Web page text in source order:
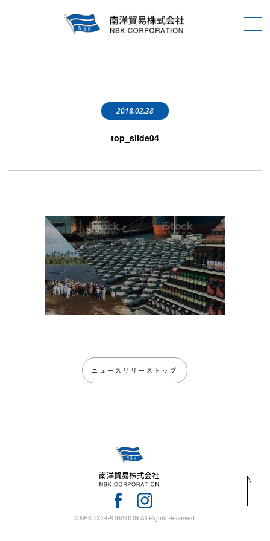
2018.02.28
top_slide04
ニュースリリーストップ
© NBK CORPORATION All Rights Reserved.